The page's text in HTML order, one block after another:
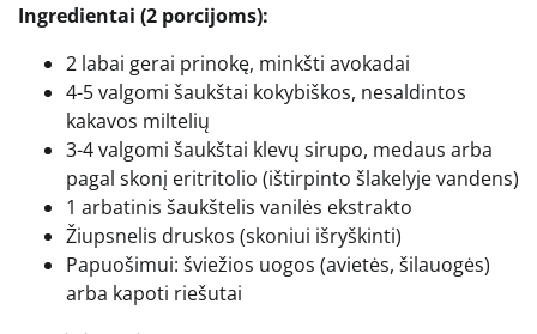
Ingredientai (2 porcijoms):
2 labai gerai prinokę, minkšti avokadai
4-5 valgomi šaukštai kokybiškos, nesaldintos
kakavos miltelių
3-4 valgomi šaukštai klevų sirupo, medaus arba
pagal skonį eritritolio (ištirpinto šlakelyje vandens)
1 arbatinis šaukštelis vanilės ekstrakto
Žiupsnelis druskos (skoniui išryškinti)
Papuošimui: šviežios uogos (avietės, šilauogės)
arba kapoti riešutai